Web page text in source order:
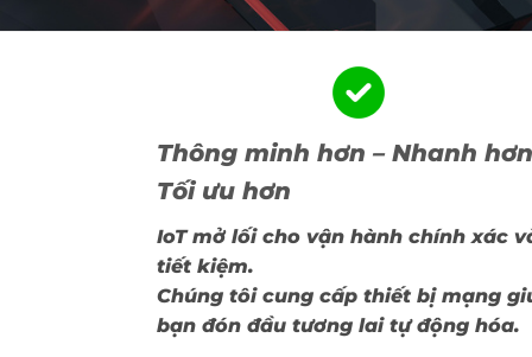
Thông minh hơn – Nhanh
Tối ưu hơn
IoT mở lối cho vận hành chính xác
tiết kiệm.
Chúng tôi cung cấp thiết bị mạng
bạn đón đầu tương lai tự động hóa.